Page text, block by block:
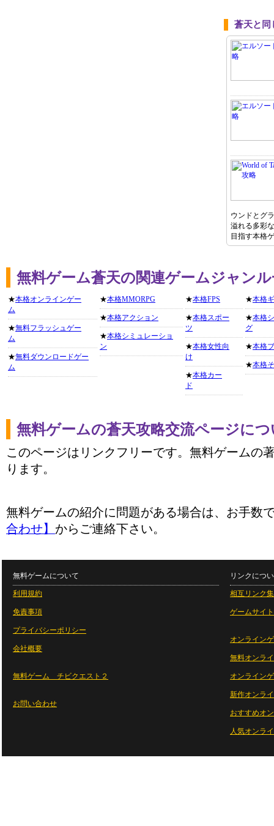
蒼天と同
ウンドとグ
溢れる多彩
目指す本格
無料ゲーム蒼天の関連ゲームジャン
★本格オンラインゲー
ム
★無料フラッシュゲー
ム
★無料ダウンロードゲー
ム
★本格MMORPG
★本格アクション
★本格シミュレーショ
ン
★本格FPS
★本格スポー
ツ
★本格女性向
け
★本格カー
ド
★本格
★本格
グ
★本格
★本格
無料ゲームの蒼天攻略交流ページに
このページはリンクフリーです。無料ゲームの
ります。
無料ゲームの紹介に問題がある場合は、お手数
合わせ】 からご連絡下さい。
無料ゲームについて
利用規約
免責事項
プライバシーポリシー
会社概要
無料ゲーム チビクエスト２
お問い合わせ
リンクにつ
相互リンク集
ゲームサイ
オンライン
無料オンラ
オンライン
新作オンラ
おすすめオ
人気オンラ